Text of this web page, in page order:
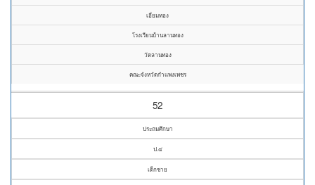
เอี่ยมทอง
โรงเรียนบ้านลานทอง
วัดลานทอง
คณะจังหวัดกำแพงเพชร
52
ประถมศึกษา
ป.๔
เด็กชาย